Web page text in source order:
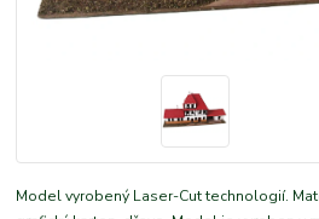
Model vyrobený Laser-Cut technologií.